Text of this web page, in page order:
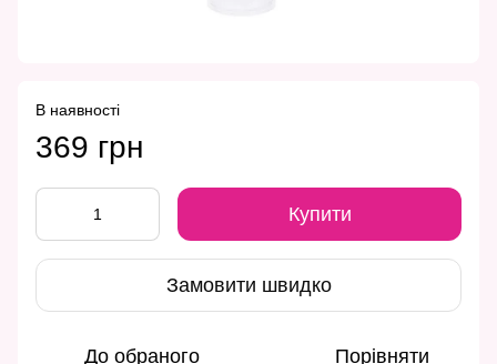
В наявності
369 грн
Купити
Замовити швидко
До обраного Порівняти